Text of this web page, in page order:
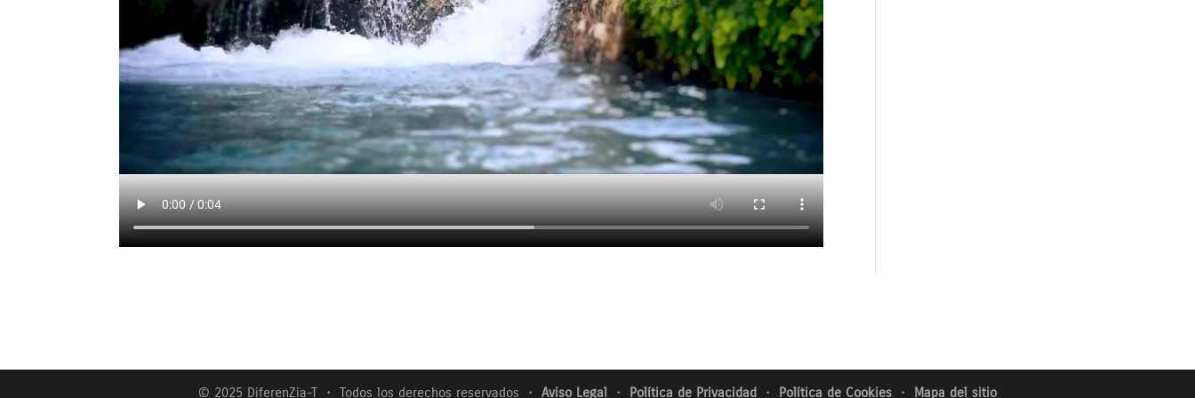
© 2025 DiferenZia-T ・ Todos los derechos reservados ・ Aviso Legal ・ Política de Privacidad ・ Política de Cookies ・ Mapa del sitio